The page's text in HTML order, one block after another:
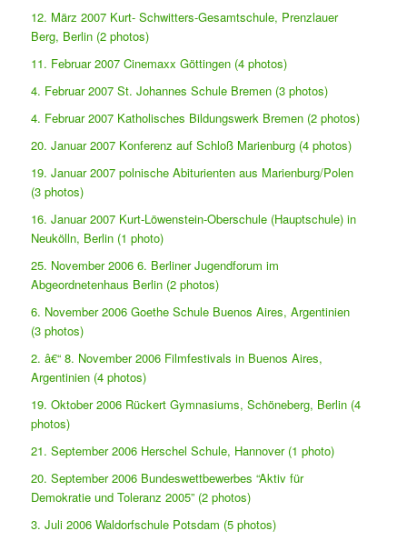
12. März 2007 Kurt- Schwitters-Gesamtschule, Prenzlauer
Berg, Berlin (2 photos)
11. Februar 2007 Cinemaxx Göttingen (4 photos)
4. Februar 2007 St. Johannes Schule Bremen (3 photos)
4. Februar 2007 Katholisches Bildungswerk Bremen (2 photos)
20. Januar 2007 Konferenz auf Schloß Marienburg (4 photos)
19. Januar 2007 polnische Abiturienten aus Marienburg/Polen
(3 photos)
16. Januar 2007 Kurt-Löwenstein-Oberschule (Hauptschule) in
Neukölln, Berlin (1 photo)
25. November 2006 6. Berliner Jugendforum im
Abgeordnetenhaus Berlin (2 photos)
6. November 2006 Goethe Schule Buenos Aires, Argentinien
(3 photos)
2. â€“ 8. November 2006 Filmfestivals in Buenos Aires,
Argentinien (4 photos)
19. Oktober 2006 Rückert Gymnasiums, Schöneberg, Berlin (4
photos)
21. September 2006 Herschel Schule, Hannover (1 photo)
20. September 2006 Bundeswettbewerbes “Aktiv für
Demokratie und Toleranz 2005” (2 photos)
3. Juli 2006 Waldorfschule Potsdam (5 photos)